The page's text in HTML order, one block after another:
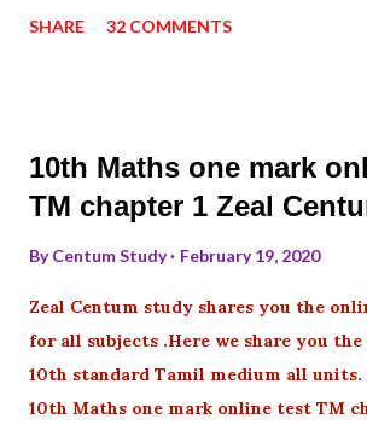
SHARE 32 COMMENTS
10th Maths one mark
TM chapter 1 Zeal
ByCentum Study February 19, 2020
Zeal Centum study shares you the
for all subjects .Here we share you
10th standard Tamil medium all
10th Maths one mark online test TM